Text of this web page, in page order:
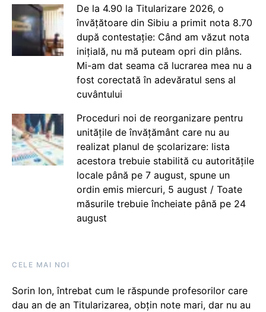
De la 4.90 la Titularizare 2026, o
învățătoare din Sibiu a primit nota 8.70
după contestație: Când am văzut nota
inițială, nu mă puteam opri din plâns.
Mi-am dat seama că lucrarea mea nu a
fost corectată în adevăratul sens al
cuvântului
Proceduri noi de reorganizare pentru
unitățile de învățământ care nu au
realizat planul de școlarizare: lista
acestora trebuie stabilită cu autoritățile
locale până pe 7 august, spune un
ordin emis miercuri, 5 august / Toate
măsurile trebuie încheiate până pe 24
august
CELE MAI NOI
Sorin Ion, întrebat cum le răspunde profesorilor care
dau an de an Titularizarea, obțin note mari, dar nu au